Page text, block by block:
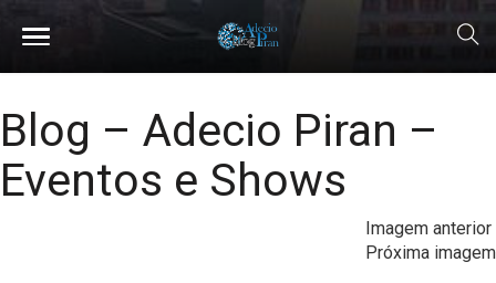
Blog – Adecio Piran –
Eventos e Shows
Imagem anterior
Próxima imagem